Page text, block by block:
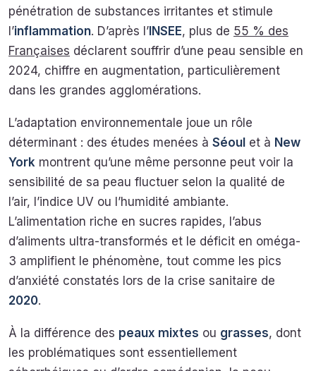
pénétration de substances irritantes et stimule
l’inflammation. D’après l’ INSEE, plus de 55 % des
Françaises déclarent souffrir d’une peau sensible en
2024, chiffre en augmentation, particulièrement
dans les grandes agglomérations.
L’adaptation environnementale joue un rôle
déterminant : des études menées à Séoul et à New
York montrent qu’une même personne peut voir la
sensibilité de sa peau fluctuer selon la qualité de
l’air, l’indice UV ou l’humidité ambiante.
L’alimentation riche en sucres rapides, l’abus
d’aliments ultra-transformés et le déficit en oméga-
3 amplifient le phénomène, tout comme les pics
d’anxiété constatés lors de la crise sanitaire de
2020.
À la différence des peaux mixtes ou grasses, dont
les problématiques sont essentiellement